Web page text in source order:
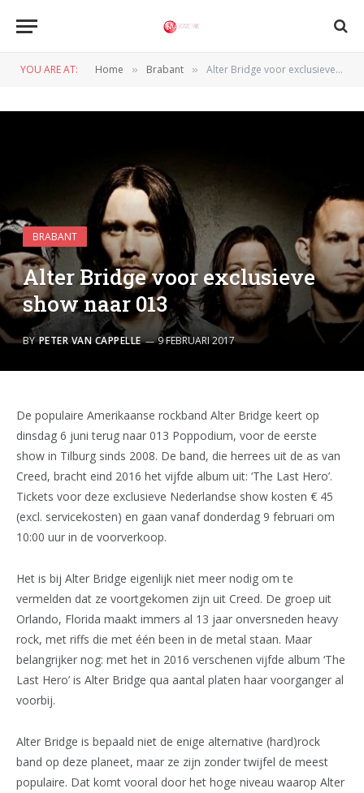
YOU ARE AT: Home » Brabant » Alter Bridge voor exclusieve show naar 013
BRABANT
Alter Bridge voor exclusieve
show naar 013
BY PETER VAN CAPPELLE 9 FEBRUARI 2017
De populaire Amerikaanse rockband Alter Bridge keert op
dinsdag 6 juni terug naar 013 Poppodium, voor de eerste
show in Tilburg sinds 2008. De band, die herrees uit de as van
Creed, bracht eind 2016 het vijfde album uit: ‘The Last Hero’.
Tickets voor deze exclusieve Nederlandse show kosten € 45
(excl. servicekosten) en gaan vanaf donderdag 9 februari om
10:00 uur in de voorverkoop.
Het is bij Alter Bridge eigenlijk niet meer nodig om te
vermelden dat ze voortgekomen zijn uit Creed. De groep uit
Orlando, Florida maakt immers al 13 jaar onversneden heavy
rock, met riffs die met één been in de metal staan. Maar
belangrijker nog: met het in 2016 verschenen vijfde album ‘The
Last Hero’ is Alter Bridge qua aantal platen haar voorganger al
voorbij.
Alter Bridge is bepaald niet de enige alternative (hard)rock
band op deze planeet, maar ze zijn zonder twijfel de meest
populaire. Dat komt vooral door het hoge niveau waarop Alter